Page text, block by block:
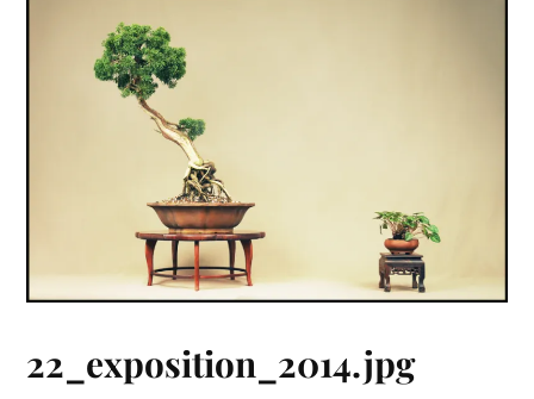
22_exposition_2014.jpg